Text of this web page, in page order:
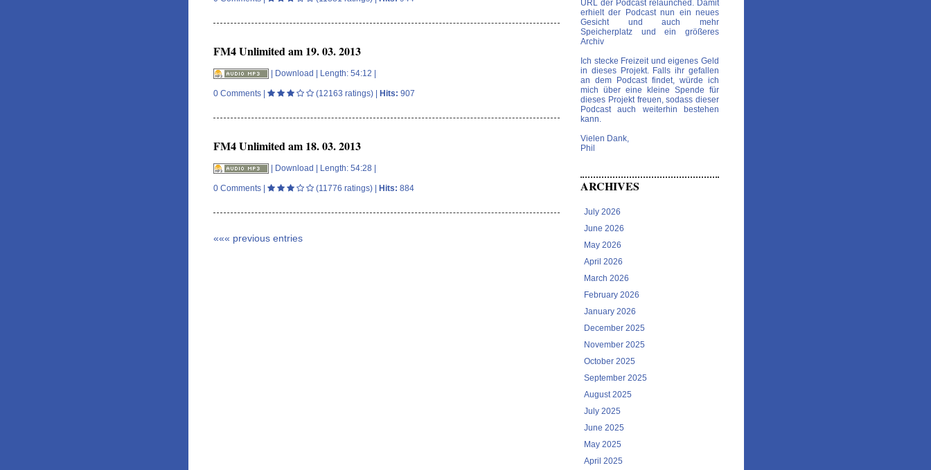
URL der Podcast relaunched. Damit
erhielt der Podcast nun ein neues
Gesicht und auch mehr
Speicherplatz und ein größeres
Archiv
Ich stecke Freizeit und eigenes Geld
in dieses Projekt. Falls ihr gefallen
an dem Podcast findet, würde ich
mich über eine kleine Spende für
dieses Projekt freuen, sodass dieser
Podcast auch weiterhin bestehen
kann.
Vielen Dank,
Phil
ARCHIVES
July 2026
June 2026
May 2026
April 2026
March 2026
February 2026
January 2026
December 2025
November 2025
October 2025
September 2025
August 2025
July 2025
June 2025
May 2025
April 2025
FM4 Unlimited am 19. 03. 2013
| Download | Length: 54:12 |
0 Comments (12163 ratings) | Hits: 907
FM4 Unlimited am 18. 03. 2013
Download | Length: 54:28 |
0 Comments (11776 ratings) | Hits: 884
««« previous entries